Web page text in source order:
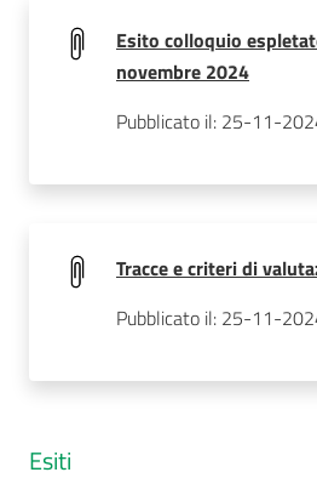
Esito colloquio
novembre 2024
Pubblicato il: 25-11-
Tracce e criteri di
Pubblicato il: 25-11-
Esiti